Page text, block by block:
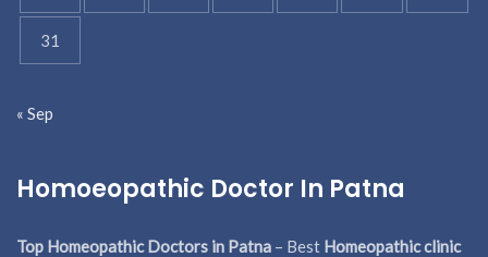
31
« Sep
Homoeopathic Doctor In Patna
Top Homeopathic Doctors in Patna – Best Homeopathic clinic